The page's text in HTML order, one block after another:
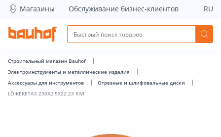
LÕIKEKETAS 230X2.5X22.23 KIVI - Bauhof has loaded
Магазины Обслуживание бизнес-клиентов RU
Строительный магазин Bauhof
Электроинструменты и металлические изделия
Аксессуары для инструментов
Отрезные и шлифовальные диски
LÕIKEKETAS 230X2.5X22.23 KIVI